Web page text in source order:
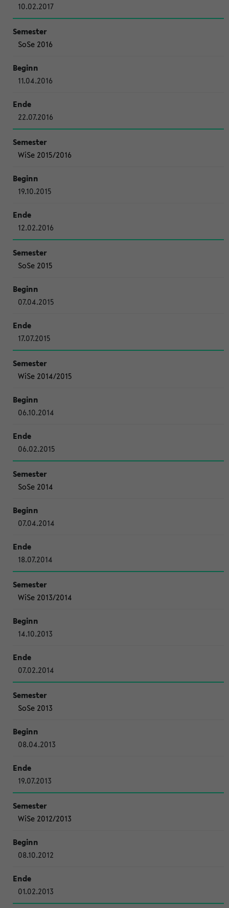
10.02.2017
SoSe 2016
11.04.2016
22.07.2016
WiSe 2015/2016
19.10.2015
12.02.2016
SoSe 2015
07.04.2015
17.07.2015
WiSe 2014/2015
06.10.2014
06.02.2015
SoSe 2014
07.04.2014
18.07.2014
WiSe 2013/2014
14.10.2013
07.02.2014
SoSe 2013
08.04.2013
19.07.2013
WiSe 2012/2013
08.10.2012
01.02.2013